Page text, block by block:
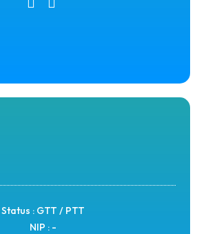
Status : GTT / PTT
NIP : -